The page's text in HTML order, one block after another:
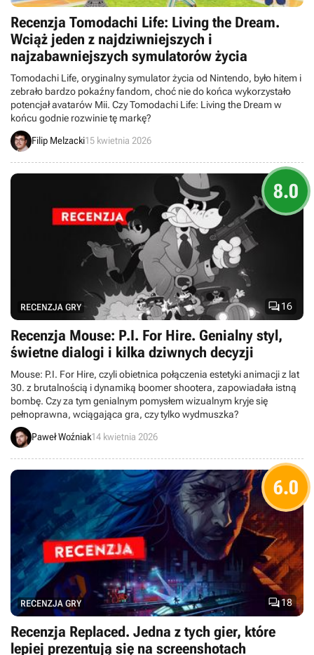
Recenzja Tomodachi Life: Living the Dream.
Wciąż jeden z najdziwniejszych i
najzabawniejszych symulatorów życia
Tomodachi Life, oryginalny symulator życia od Nintendo, było hitem i
zebrało bardzo pokaźny fandom, choć nie do końca wykorzystało
potencjał avatarów Mii. Czy Tomodachi Life: Living the Dream w
końcu godnie rozwinie tę markę?
Filip Melzacki15 kwietnia 2026
16
RECENZJA GRY
8.0
Recenzja Mouse: P.I. For Hire. Genialny styl,
świetne dialogi i kilka dziwnych decyzji
Mouse: P.I. For Hire, czyli obietnica połączenia estetyki animacji z lat
30. z brutalnością i dynamiką boomer shootera, zapowiadała istną
bombę. Czy za tym genialnym pomysłem wizualnym kryje się
pełnoprawna, wciągająca gra, czy tylko wydmuszka?
Paweł Woźniak14 kwietnia 2026
18
RECENZJA GRY
6.0
Recenzja Replaced. Jedna z tych gier, które
lepiej prezentują się na screenshotach